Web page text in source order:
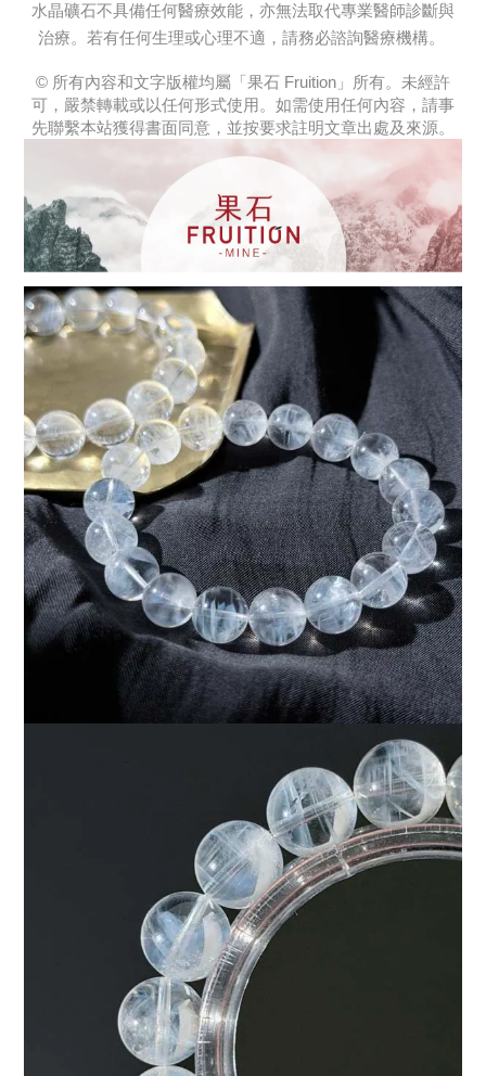
水晶礦石不具備任何醫療效能，亦無法取代專業醫師診斷與
治療。若有任何生理或心理不適，請務必諮詢醫療機構。
© 所有內容和文字版權均屬「果石 Fruition」所有。未經許
可，嚴禁轉載或以任何形式使用。如需使用任何內容，請事
先聯繫本站獲得書面同意，並按要求註明文章出處及來源。